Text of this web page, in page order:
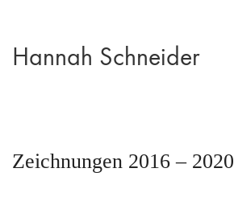
Hannah Schneider
Zeichnungen 2016 – 2020